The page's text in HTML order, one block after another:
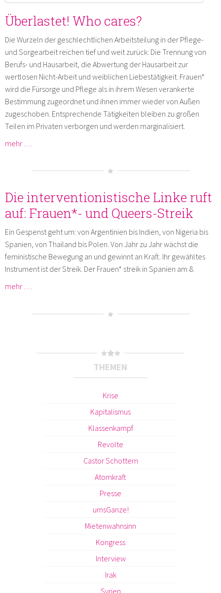
Überlastet! Who cares?
Die Wurzeln der geschlechtlichen Arbeitsteilung in der Pflege-
und Sorgearbeit reichen tief und weit zurück: Die Trennung von
Berufs- und Hausarbeit, die Abwertung der Hausarbeit zur
wertlosen Nicht-Arbeit und weiblichen Liebestätigkeit. Frauen*
wird die Fürsorge und Pflege als in ihrem Wesen verankerte
Bestimmung zugeordnet und ihnen immer wieder von Außen
zugeschoben. Entsprechende Tätigkeiten bleiben zu großen
Teilen im Privaten verborgen und werden marginalisiert.
mehr …
Die interventionistische Linke ruft
auf: Frauen*- und Queers-Streik
Ein Gespenst geht um: von Argentinien bis Indien, von Nigeria bis
Spanien, von Thailand bis Polen. Von Jahr zu Jahr wächst die
feministische Bewegung an und gewinnt an Kraft. Ihr gewähltes
Instrument ist der Streik. Der Frauen* streik in Spanien am 8.
mehr …
THEMEN
Krise
Kapitalismus
Klassenkampf
Revolte
Castor Schottern
Atomkraft
Presse
umsGanze!
Mietenwahnsinn
Kongress
Interview
Irak